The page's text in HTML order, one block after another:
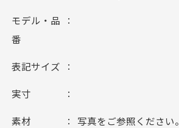
モデル・品
番
表記サイズ
実寸
素材 写真をご参照ください。